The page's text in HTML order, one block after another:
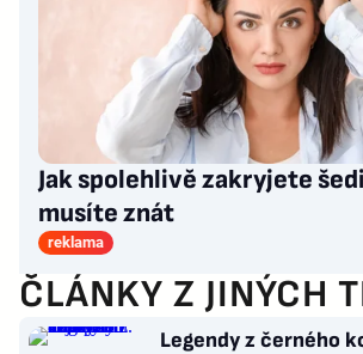
Jak spolehlivě zakryjete
musíte znát
reklama
ČLÁNKY Z JINÝCH
Legendy z černého